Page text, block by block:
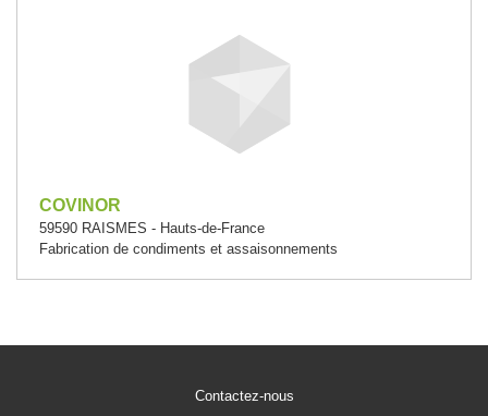
COVINOR
59590 RAISMES - Hauts-de-France
Fabrication de condiments et assaisonnements
Contactez-nous